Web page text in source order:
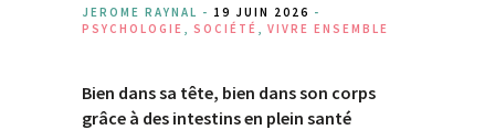
JEROME RAYNAL - 19 JUIN 2026 -
PSYCHOLOGIE
SOCIÉTÉ VIVRE ENSEMBLE
Bien dans sa tête, bien dans son corps
grâce à des intestins en plein santé